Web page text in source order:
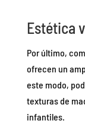
Estética
Por último,
ofrecen un
este modo,
texturas de
infantiles.